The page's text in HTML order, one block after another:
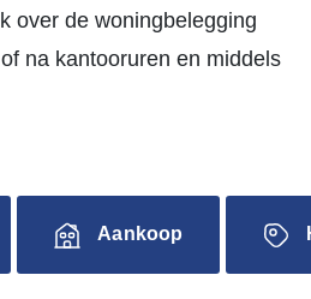
over de woningbelegging
na kantooruren en middels
Aankoop